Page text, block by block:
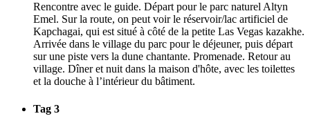
Rencontre avec le guide. Départ pour le parc naturel Altyn
Emel. Sur la route, on peut voir le réservoir/lac artificiel de
Kapchagai, qui est situé à côté de la petite Las Vegas kazakhe.
Arrivée dans le village du parc pour le déjeuner, puis départ
sur une piste vers la dune chantante. Promenade. Retour au
village. Dîner et nuit dans la maison d'hôte, avec les toilettes
et la douche à l’intérieur du bâtiment.
Tag 3